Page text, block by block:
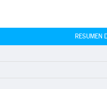
RESUMEN